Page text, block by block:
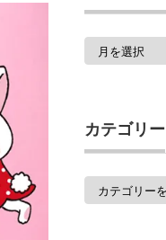
過
覧
カテゴリー
カ